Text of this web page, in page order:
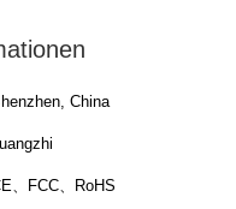
China
、FCC、RoHS